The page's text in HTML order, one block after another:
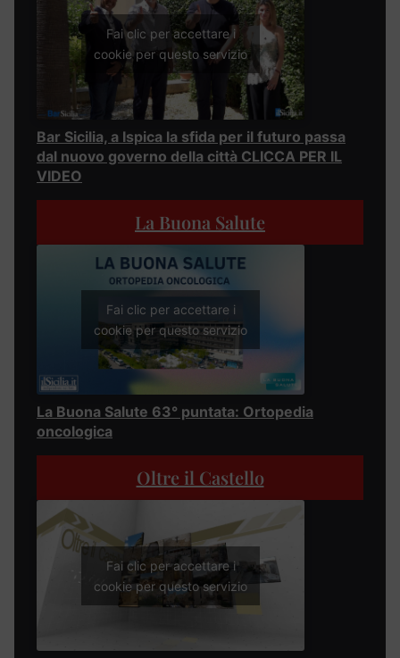
Fai clic per accettare i
cookie per questo servizio
Bar Sicilia, a Ispica la sfida per il futuro passa
dal nuovo governo della città CLICCA PER IL
VIDEO
La Buona Salute
Fai clic per accettare i
cookie per questo servizio
La Buona Salute 63° puntata: Ortopedia
oncologica
Oltre il Castello
Fai clic per accettare i
cookie per questo servizio